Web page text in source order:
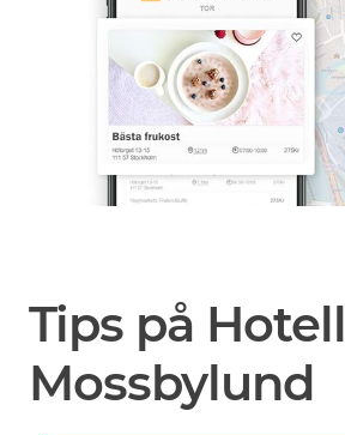
Tips på Hotell
Mossbylund